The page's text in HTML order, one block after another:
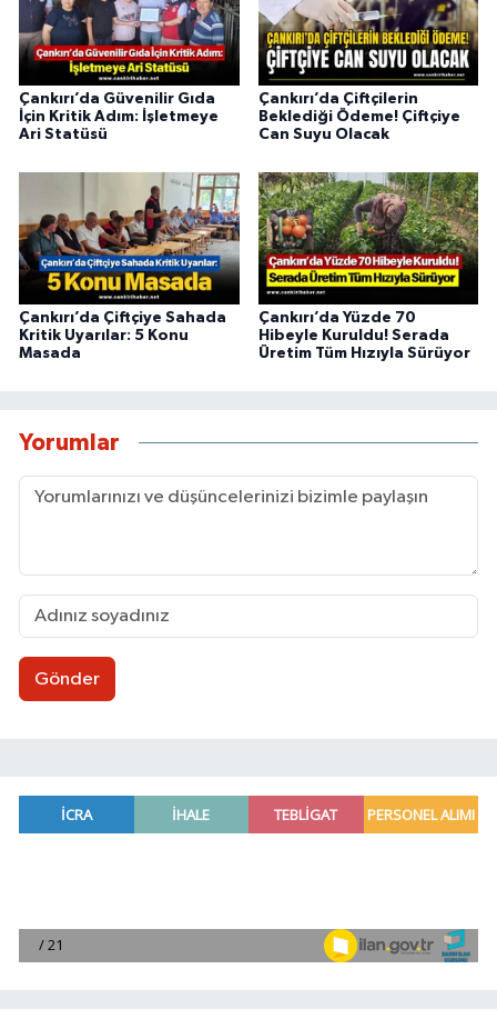
Çankırı’da Güvenilir Gıda
İçin Kritik Adım: İşletmeye
Ari Statüsü
Çankırı’da Çiftçilerin
Beklediği Ödeme! Çiftçiye
Can Suyu Olacak
Çankırı’da Çiftçiye Sahada
Kritik Uyarılar: 5 Konu
Masada
Çankırı’da Yüzde 70
Hibeyle Kuruldu! Serada
Üretim Tüm Hızıyla Sürüyor
Yorumlar
Gönder